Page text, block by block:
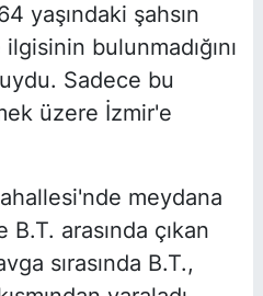
yaşındaki şahsın
bulunmadığını
Sadece bu
üzere İzmir'e
meydana
arasında çıkan
sırasında B.T.,